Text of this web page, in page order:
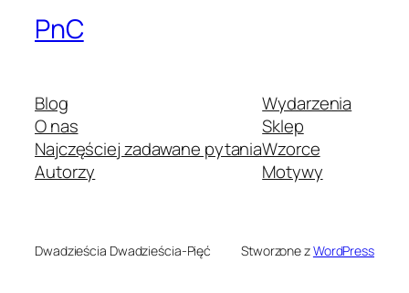
PnC
Blog
O nas
Najczęściej zadawane pytania
Autorzy
Wydarzenia
Sklep
Wzorce
Motywy
Dwadzieścia Dwadzieścia-Pięć Stworzone zWordPress